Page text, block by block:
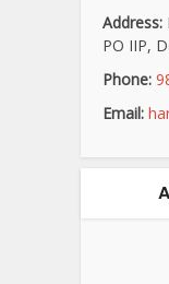
Address:
PO IIP,
Phone:
Email: